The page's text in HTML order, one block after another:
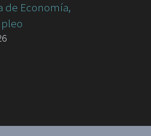
de Economía,